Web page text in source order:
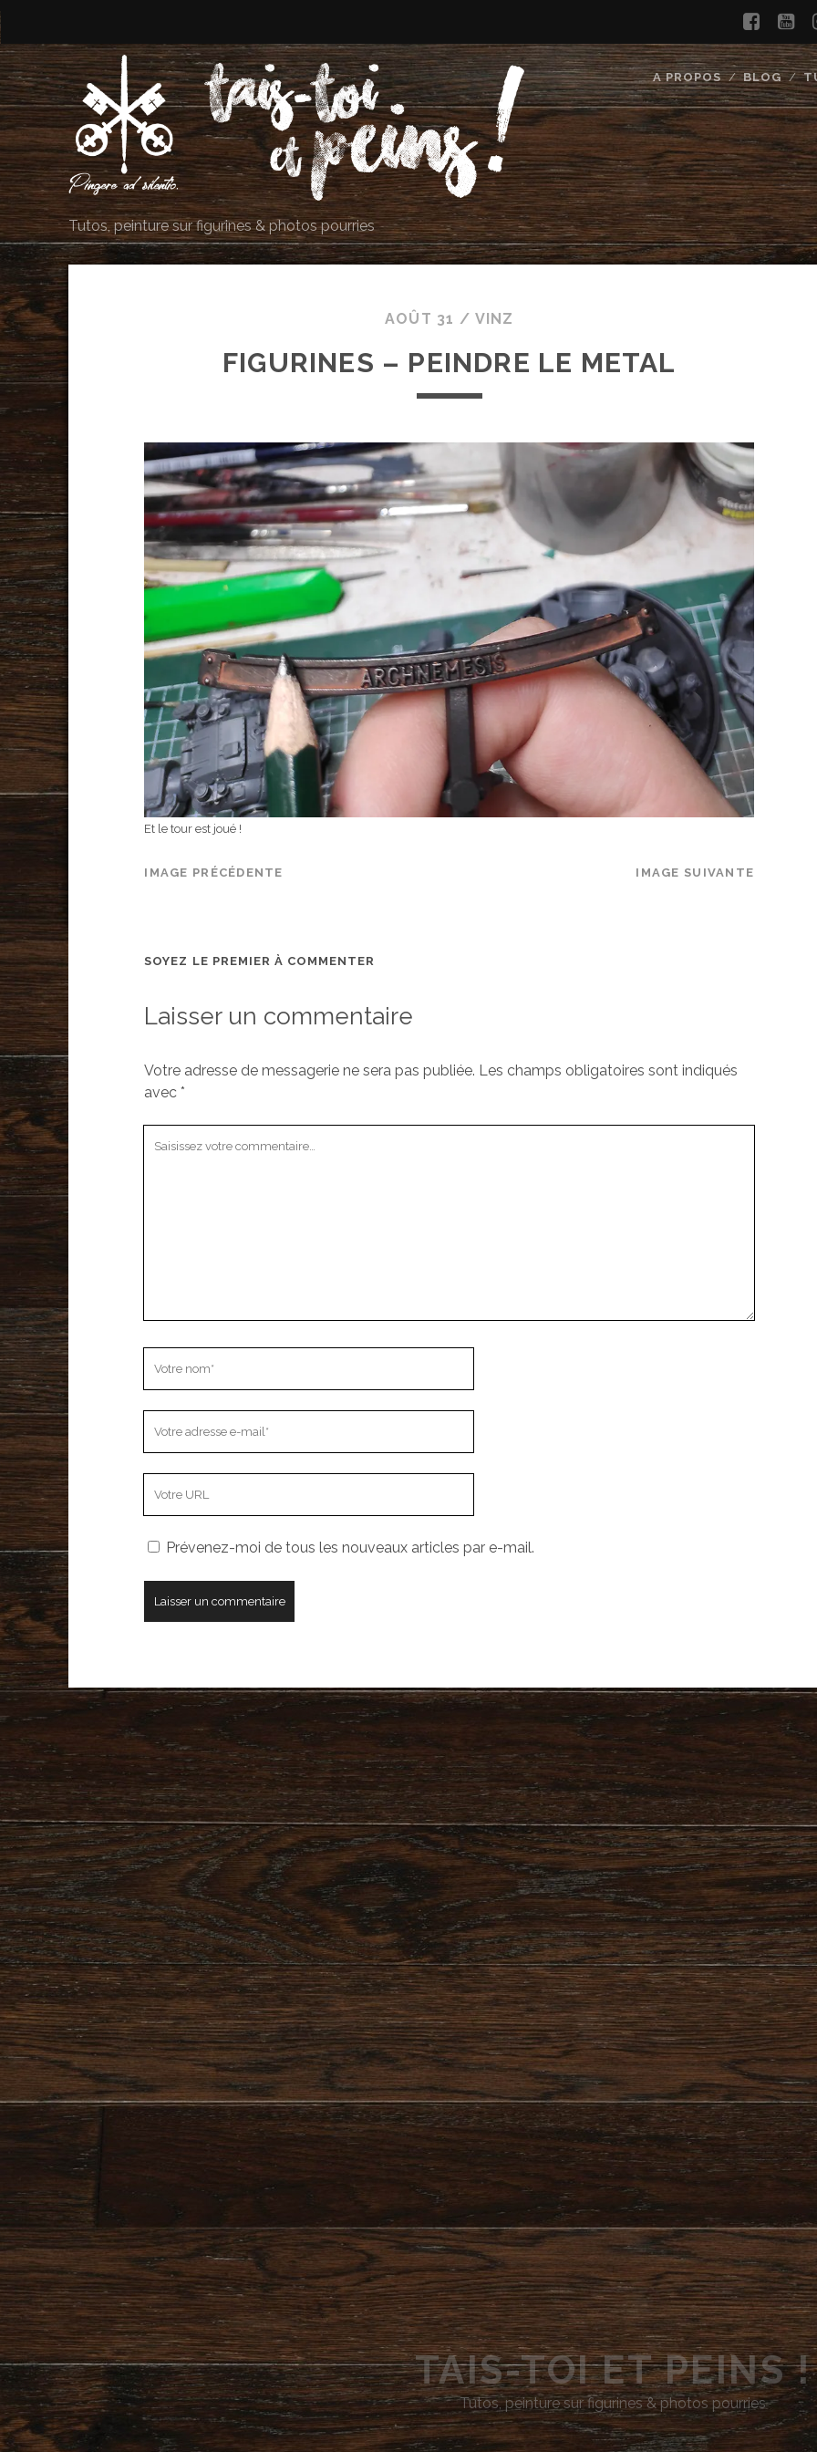
Tutos, peinture sur figurines & photos pourries
A PROPOS BLOG
AOÛT 31 / VINZ
FIGURINES – PEINDRE LE METAL
Et le tour est joué !
IMAGE PRÉCÉDENTE IMAGE SUIVANTE
SOYEZ LE PREMIER À COMMENTER
Laisser un commentaire
Votre adresse de messagerie ne sera pas publiée. Les champs obligatoires sont indiqués
avec*
mail
votrePrévenez-moi de tous les nouveaux articles par e-mail.
TAIS-TOI ET PEINS !
Tutos, peinture sur figurines & photos pourries